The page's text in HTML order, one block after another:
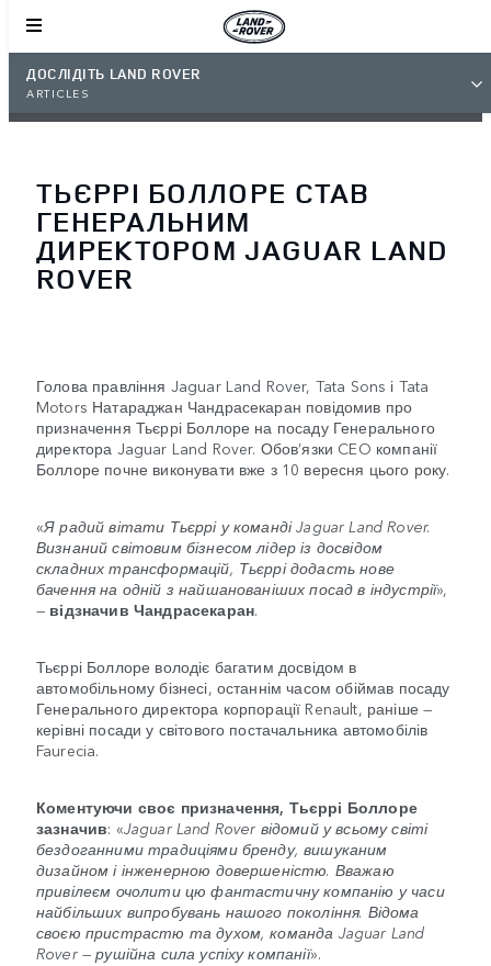
ДОСЛІДІТЬ LAND ROVER
ARTICLES
ТЬЄРРІ БОЛЛОРЕ СТАВ
ГЕНЕРАЛЬНИМ
ДИРЕКТОРОМ JAGUAR LAND
ROVER
Голова правління Jaguar Land Rover, Tata Sons і Tata
Motors Натараджан Чандрасекаран повідомив про
призначення Тьєррі Боллоре на посаду Генерального
директора Jaguar Land Rover. Обов’язки CEO компанії
Боллоре почне виконувати вже з 10 вересня цього року.
«Я радий вітати Тьєррі у команді Jaguar Land Rover.
Визнаний світовим бізнесом лідер із досвідом
складних трансформацій, Тьєррі додасть нове
бачення на одній з найшанованіших посад в індустрії»,
— відзначив Чандрасекаран.
Тьєррі Боллоре володіє багатим досвідом в
автомобільному бізнесі, останнім часом обіймав посаду
Генерального директора корпорації Renault, раніше —
керівні посади у світового постачальника автомобілів
Faurecia.
Коментуючи своє призначення, Тьєррі Боллоре
зазначив: «Jaguar Land Rover відомий у всьому світі
бездоганними традиціями бренду, вишуканим
дизайном і інженерною довершеністю. Вважаю
привілеєм очолити цю фантастичну компанію у часи
найбільших випробувань нашого покоління. Відома
своєю пристрастю та духом, команда Jaguar Land
Rover — рушійна сила успіху компанії».